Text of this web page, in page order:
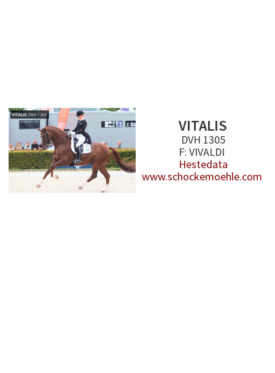
VITALIS
DVH 1305
F: VIVALDI
Hestedata
www.schockemoehle.com